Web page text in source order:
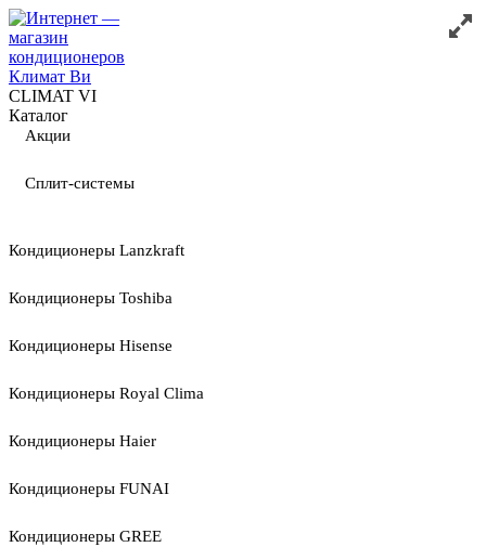
CLIMAT VI
Каталог
Акции
Сплит-системы
Кондиционеры Lanzkraft
Кондиционеры Toshiba
Кондиционеры Hisense
Кондиционеры Royal Clima
Кондиционеры Haier
Кондиционеры FUNAI
Кондиционеры GREE